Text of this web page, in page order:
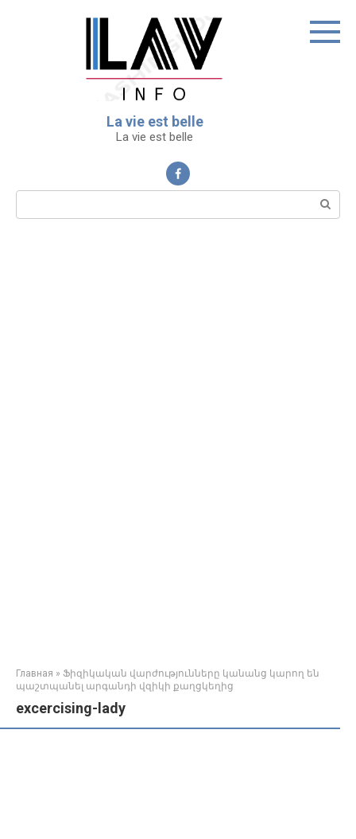
La vie est belle
La vie est belle
Поиск:
Главная » Ֆիզիկական վարժությունները կանանց կարող են
պաշտպանել արգանդի վզիկի քաղցկեղից
excercising-lady